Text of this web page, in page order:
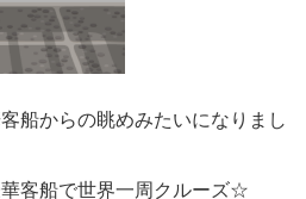
船からの眺めみたいになりまし
客船で世界一周クルーズ☆